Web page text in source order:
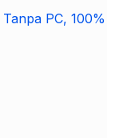
PC, 100%